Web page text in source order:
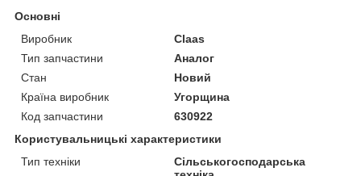
Основні
Виробник
Claas
Тип запчастини
Аналог
Стан
Новий
Країна виробник
Угорщина
Код запчастини
630922
Користувальницькі характеристики
Тип техніки
Сільськогосподарська